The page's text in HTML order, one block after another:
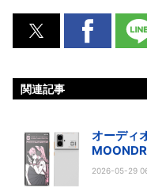
関連記事
オーディ
2026-05-29